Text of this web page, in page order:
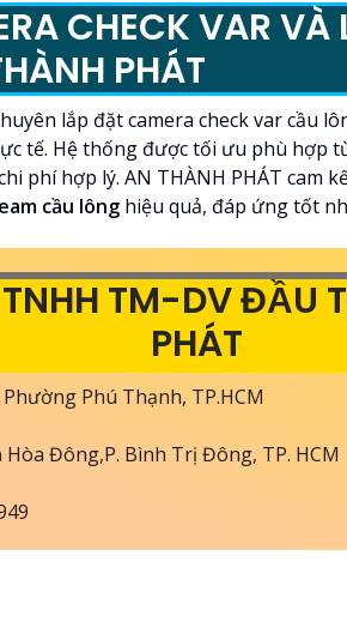
CHECK VAR VÀ
PHÁT
lắp đặt camera check var cầu
tế. Hệ thống được tối ưu phù hợp
phí hợp lý. AN THÀNH PHÁT cam
cầu lông hiệu quả, đáp ứng tốt
TM-DV ĐẦU
PHÁT
Phú Thạnh, TP.HCM
Hòa Đông,P. Bình Trị Đông, TP. HCM